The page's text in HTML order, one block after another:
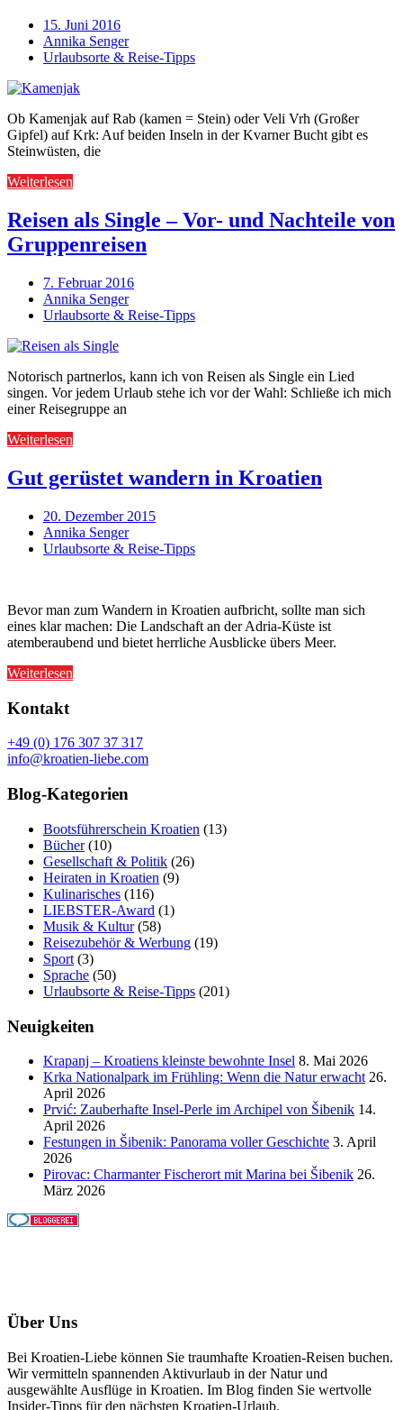
15. Juni 2016
Annika Senger
Urlaubsorte & Reise-Tipps
Ob Kamenjak auf Rab (kamen = Stein) oder Veli Vrh (Großer
Gipfel) auf Krk: Auf beiden Inseln in der Kvarner Bucht gibt es
Steinwüsten, die
Weiterlesen
Reisen als Single – Vor- und Nachteile von
Gruppenreisen
7. Februar 2016
Annika Senger
Urlaubsorte & Reise-Tipps
Notorisch partnerlos, kann ich von Reisen als Single ein Lied
singen. Vor jedem Urlaub stehe ich vor der Wahl: Schließe ich mich
einer Reisegruppe an
Weiterlesen
Gut gerüstet wandern in Kroatien
20. Dezember 2015
Annika Senger
Urlaubsorte & Reise-Tipps
Bevor man zum Wandern in Kroatien aufbricht, sollte man sich
eines klar machen: Die Landschaft an der Adria-Küste ist
atemberaubend und bietet herrliche Ausblicke übers Meer.
Weiterlesen
Kontakt
+49 (0) 176 307 37 317
info@kroatien-liebe.com
Blog-Kategorien
Bootsführerschein Kroatien (13)
Bücher(10)
Gesellschaft & Politik (26)
Heiraten in Kroatien (9)
Kulinarisches (116)
LIEBSTER-Award (1)
Musik & Kultur(58)
Reisezubehör & Werbung (19)
Sport (3)
Sprache (50)
Urlaubsorte & Reise-Tipps (201)
Neuigkeiten
Krapanj – Kroatiens kleinste bewohnte Insel 8. Mai 2026
Krka Nationalpark im Frühling: Wenn die Natur erwacht 26.
April 2026
Prvić: Zauberhafte Insel-Perle im Archipel von Šibenik 14.
April 2026
Festungen in Šibenik: Panorama voller Geschichte 3. April
2026
Pirovac: Charmanter Fischerort mit Marina bei Šibenik 26.
März 2026
Über Uns
Bei Kroatien-Liebe können Sie traumhafte Kroatien-Reisen buchen.
Wir vermitteln spannenden Aktivurlaub in der Natur und
ausgewählte Ausflüge in Kroatien. Im Blog finden Sie wertvolle
Insider-Tipps für den nächsten Kroatien-Urlaub.